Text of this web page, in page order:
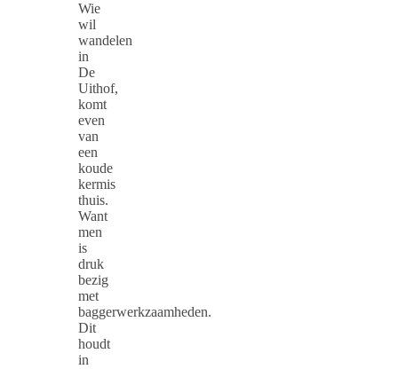
Wie
wil
wandelen
in
De
Uithof,
komt
even
van
een
koude
kermis
thuis.
Want
men
is
druk
bezig
met
baggerwerkzaamheden.
Dit
houdt
in